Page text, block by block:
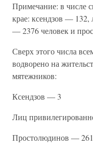
Примечание: в числе
крае: ксендзов — 132,
— 2376 человек и
Сверх этого числа
водворено на
мятежников:
Ксендзов — 3
Лиц
Простолюдинов —